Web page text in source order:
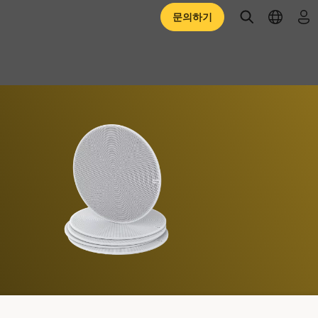
문의하기 openopen로